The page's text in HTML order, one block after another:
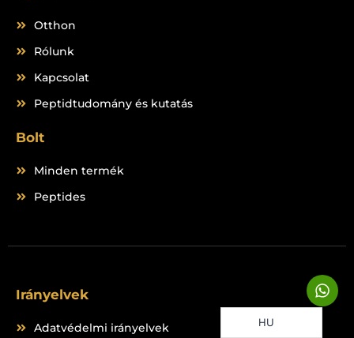
Otthon
Rólunk
Kapcsolat
Peptidtudomány és kutatás
Bolt
Minden termék
Peptides
Irányelvek
Adatvédelmi irányelvek
W
h
a
HU